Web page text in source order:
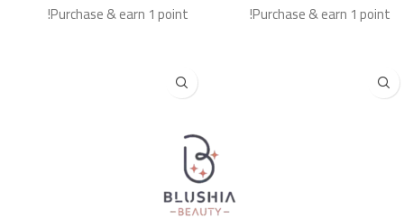
Purchase & earn 1 point!
Purchase & earn 1 point!